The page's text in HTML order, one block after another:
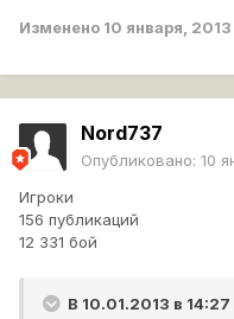
Изменено 10 января, 2013
Nord737
Опубликовано: 10
Игроки
156 публикаций
12 331 бой
В 10.01.2013 в 14:27